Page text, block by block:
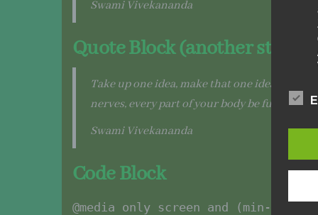
Swami Vivekananda
Quote Block (another style)
Take up one idea, make that one idea your
nerves, every part of your body be full of that
Swami Vivekananda
Code Block
@media only screen and (min-width: